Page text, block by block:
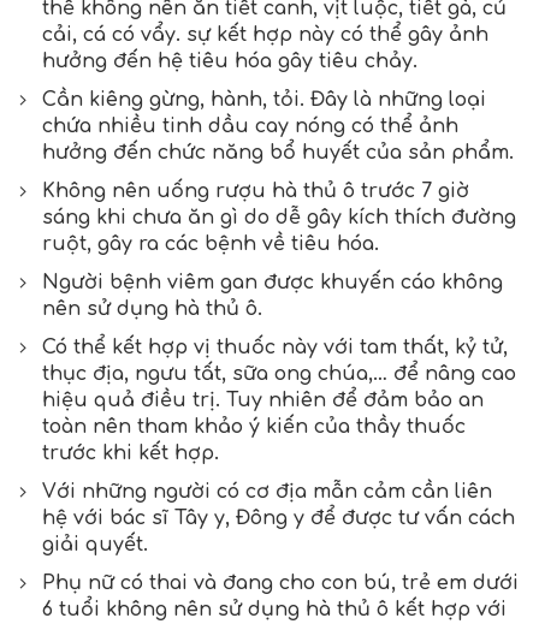
thể không nên ăn tiết canh, vịt luộc, tiết gà, củ
cải, cá có vẩy. sự kết hợp này có thể gây ảnh
hưởng đến hệ tiêu hóa gây tiêu chảy.
Cần kiêng gừng, hành, tỏi. Đây là những loại
chứa nhiều tinh dầu cay nóng có thể ảnh
hưởng đến chức năng bổ huyết của sản phẩm.
Không nên uống rượu hà thủ ô trước 7 giờ
sáng khi chưa ăn gì do dễ gây kích thích đường
ruột, gây ra các bệnh về tiêu hóa.
Người bệnh viêm gan được khuyến cáo không
nên sử dụng hà thủ ô.
Có thể kết hợp vị thuốc này với tam thất, kỷ tử,
thục địa, ngưu tất, sữa ong chúa,… để nâng cao
hiệu quả điều trị. Tuy nhiên để đảm bảo an
toàn nên tham khảo ý kiến của thầy thuốc
trước khi kết hợp.
Với những người có cơ địa mẫn cảm cần liên
hệ với bác sĩ Tây y, Đông y để được tư vấn cách
giải quyết.
Phụ nữ có thai và đang cho con bú, trẻ em dưới
6 tuổi không nên sử dụng hà thủ ô kết hợp với